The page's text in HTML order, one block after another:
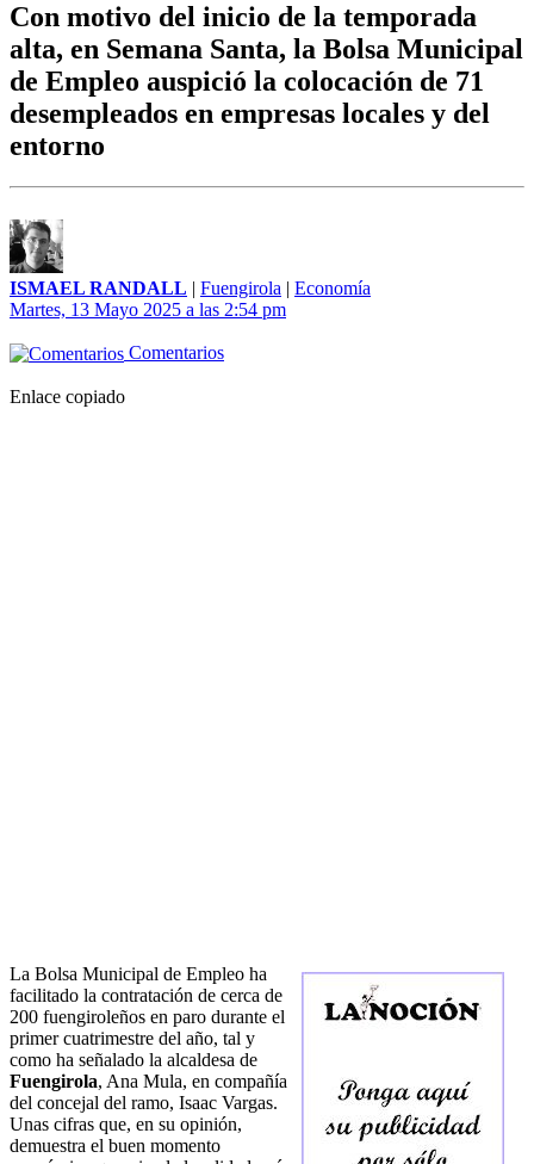
Con motivo del inicio de la temporada
alta, en Semana Santa, la Bolsa Municipal
de Empleo auspició la colocación de 71
desempleados en empresas locales y del
entorno
ISMAEL RANDALL | Fuengirola | Economía
Martes, 13 Mayo 2025 a las 2:54 pm
Comentarios
Enlace copiado
La Bolsa Municipal de Empleo ha
facilitado la contratación de cerca de
200 fuengiroleños en paro durante el
primer cuatrimestre del año, tal y
como ha señalado la alcaldesa de
Fuengirola, Ana Mula, en compañía
del concejal del ramo, Isaac Vargas.
Unas cifras que, en su opinión,
demuestra el buen momento